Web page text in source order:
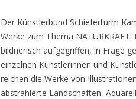
Der Künstlerbund Schieferturm
Werke zum Thema
bildnerisch aufgegriffen, in Frage
einzelnen Künstlerinnen und
reichen die Werke von
abstrahierte Landschaften,